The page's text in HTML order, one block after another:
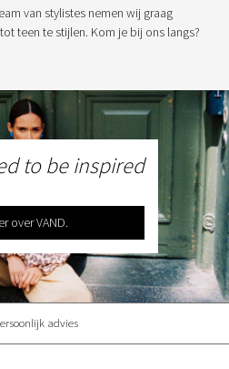
van stylistes nemen wij graag
teen te stijlen. Kom je bij ons langs?
to be inspired
over VAND.
advies